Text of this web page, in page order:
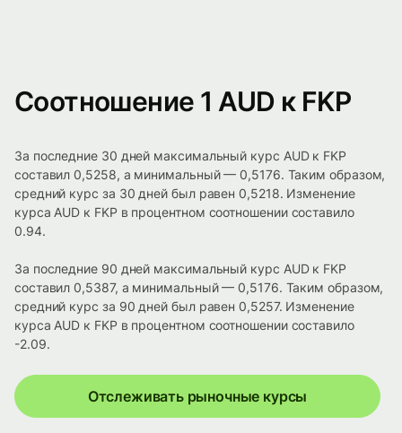
Соотношение 1 AUD к FKP
За последние 30 дней максимальный курс AUD к FKP
составил 0,5258, а минимальный — 0,5176. Таким образом,
средний курс за 30 дней был равен 0,5218. Изменение
курса AUD к FKP в процентном соотношении составило
0.94.
За последние 90 дней максимальный курс AUD к FKP
составил 0,5387, а минимальный — 0,5176. Таким образом,
средний курс за 90 дней был равен 0,5257. Изменение
курса AUD к FKP в процентном соотношении составило
-2.09.
Отслеживать рыночные курсы